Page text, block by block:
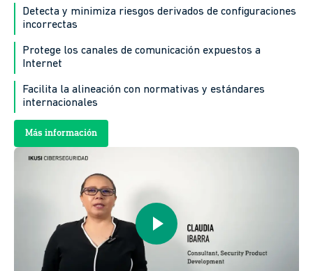
Detecta y minimiza riesgos derivados de configuraciones
incorrectas
Protege los canales de comunicación expuestos a
Internet
Facilita la alineación con normativas y estándares
internacionales
Más información